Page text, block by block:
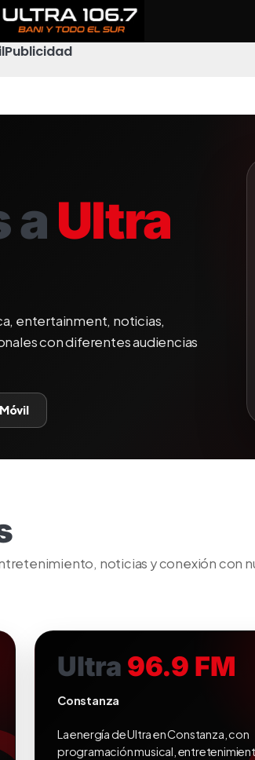
Publicidad
aUltra
entertainment, noticias,
con diferentes audiencias
noticias y conexión con
Ultra 96.9 FM
Constanza
La energía de Ultra en Constanza, con
programación musical,